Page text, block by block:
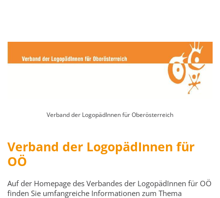
Verband der LogopädInnen für Oberösterreich
Verband der LogopädInnen für
OÖ
Auf der Homepage des Verbandes der LogopädInnen für OÖ
finden Sie umfangreiche Informationen zum Thema